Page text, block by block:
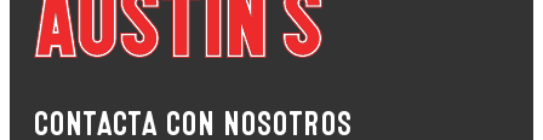
CONTACTA CON NOSOTROS